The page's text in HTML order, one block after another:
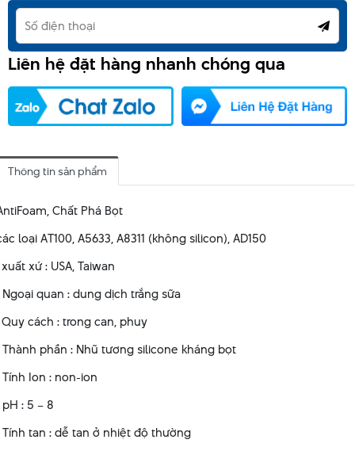
Liên hệ đặt hàng nhanh chóng qua
Thông tin sản phẩm
Chất Phá Bọt
loại AT100, A5633, A8311 (không silicon), AD150
xứ : USA, Taiwan
Ngoại quan : dung dịch trắng sữa
Quy cách : trong can, phuy
Thành phần : Nhũ tương silicone kháng bọt
Tính Ion : non-ion
pH : 5 – 8
Tính tan : dễ tan ở nhiệt độ thường